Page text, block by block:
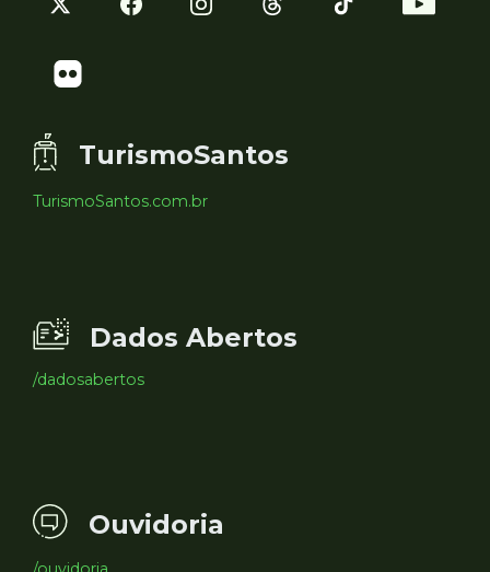
TurismoSantos
TurismoSantos.com.br
Dados Abertos
/dadosabertos
Ouvidoria